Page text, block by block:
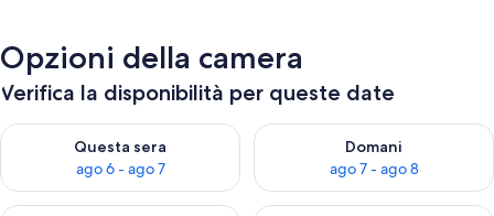
Opzioni della camera
Verifica la disponibilità per queste date
Questa sera
ago 6 - ago 7
Verifica la disponibilità per questa sera, ago 6 - ago 7
Domani
ago 7 - ago 8
Verifica la disponibilità per